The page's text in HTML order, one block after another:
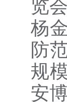
览
杨
防
规
安